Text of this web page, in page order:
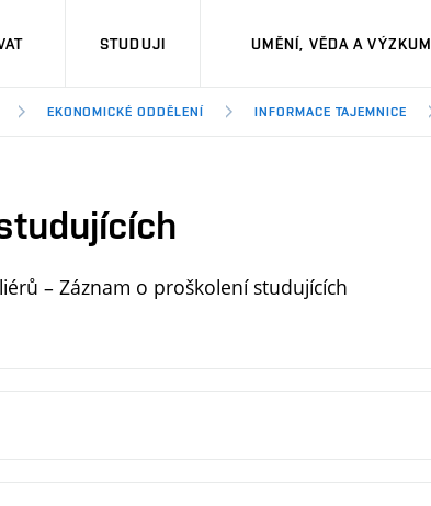
STUDUJI UMĚNÍ, VĚDA A VÝZKUM
EKONOMICKÉ ODDĚLENÍ INFORMACE TAJEMNICE
– Záznam o proškolení studujících